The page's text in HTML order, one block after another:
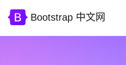
Bootstrap 中文网